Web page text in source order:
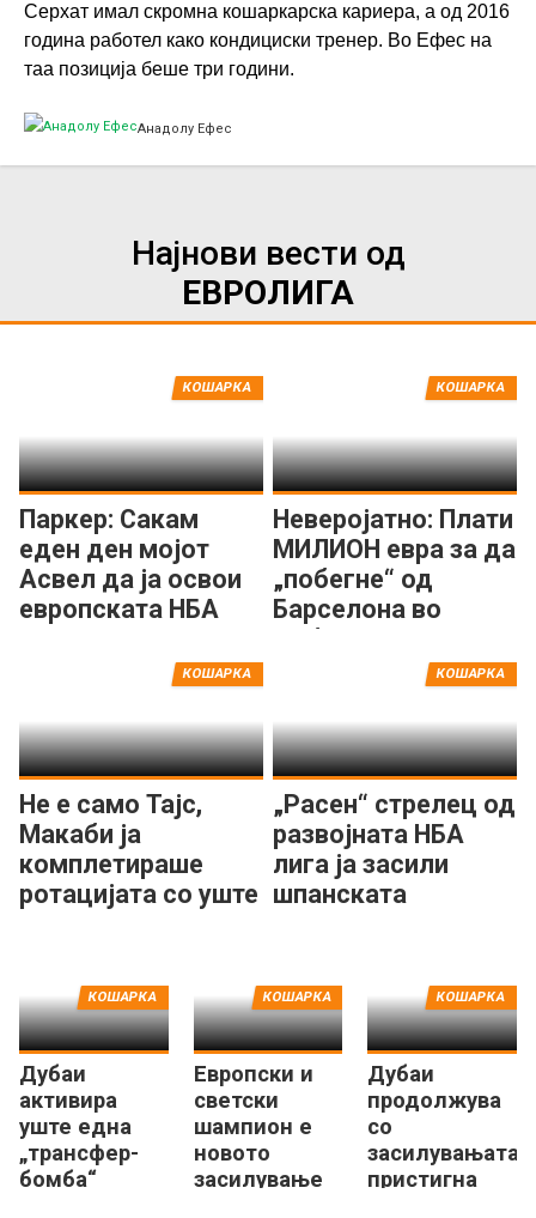
Серхат имал скромна кошаркарска кариера, а од 2016
година работел како кондициски тренер. Во Ефес на
таа позиција беше три години.
Анадолу Ефес
Најнови вести од
ЕВРОЛИГА
Паркер: Сакам
еден ден мојот
Асвел да ја освои
европската НБА
КОШАРКА
Неверојатно: Плати
МИЛИОН евра за да
„побегне“ од
Барселона во
Дубаи!
КОШАРКА
Не е само Тајс,
Макаби ја
комплетираше
ротацијата со уште
КОШАРКА
„Расен“ стрелец од
развојната НБА
лига ја засили
шпанската
КОШАРКА
Дубаи
активира
уште една
„трансфер-
бомба“
КОШАРКА
Европски и
светски
шампион е
новото
засилување
КОШАРКА
Дубаи
продолжува
со
засилувањата,
пристигна
КОШАРКА